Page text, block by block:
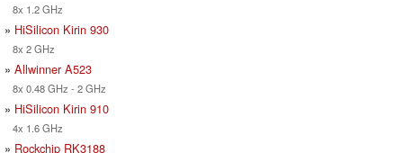
8x 1.2 GHz
» HiSilicon Kirin 930
8x 2 GHz
» Allwinner A523
8x 0.48 GHz - 2 GHz
» HiSilicon Kirin 910
4x 1.6 GHz
» Rockchip RK3188